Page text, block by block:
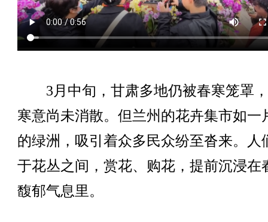
3月中旬，甘肃多地仍被春寒笼罩
寒意尚未消散。但兰州的花卉集市如一
的绿洲，吸引着众多民众纷至沓来。人
于花丛之间，赏花、购花，提前沉浸在
馥郁气息里。